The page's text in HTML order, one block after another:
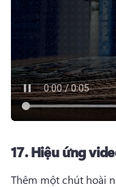
17.Hiệu ứng
Thêm một chút hoài